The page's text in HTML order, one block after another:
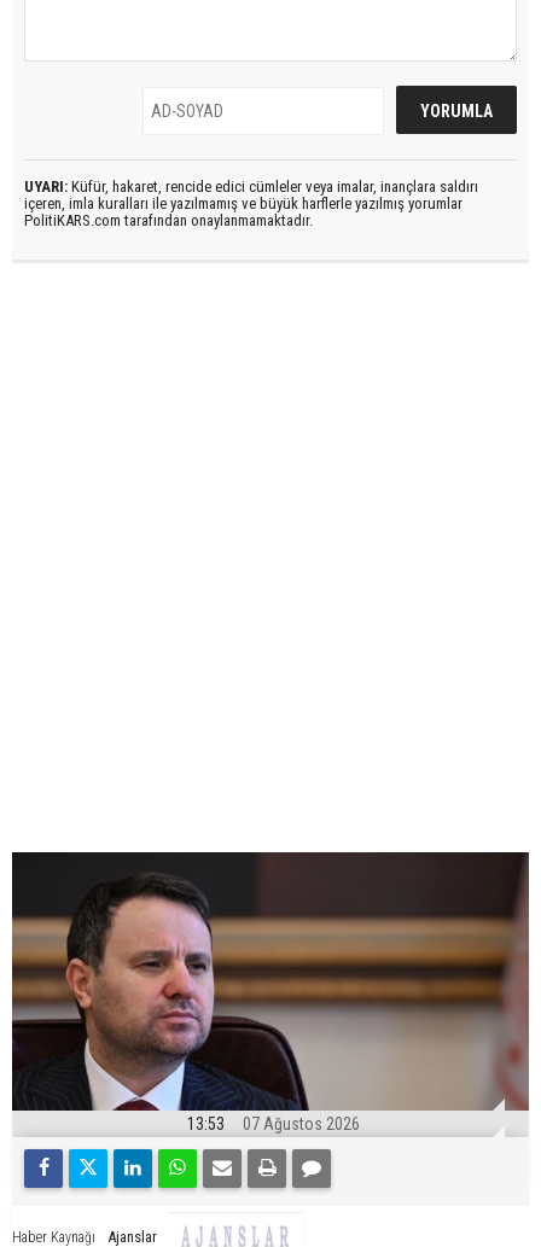
UYARI: Küfür, hakaret, rencide edici cümleler veya imalar, inançlara saldırı
içeren, imla kuralları ile yazılmamış ve büyük harflerle yazılmış yorumlar
PolitiKARS.com tarafından onaylanmamaktadır.
13:53 07 Ağustos 2026
Haber Kaynağı Ajanslar